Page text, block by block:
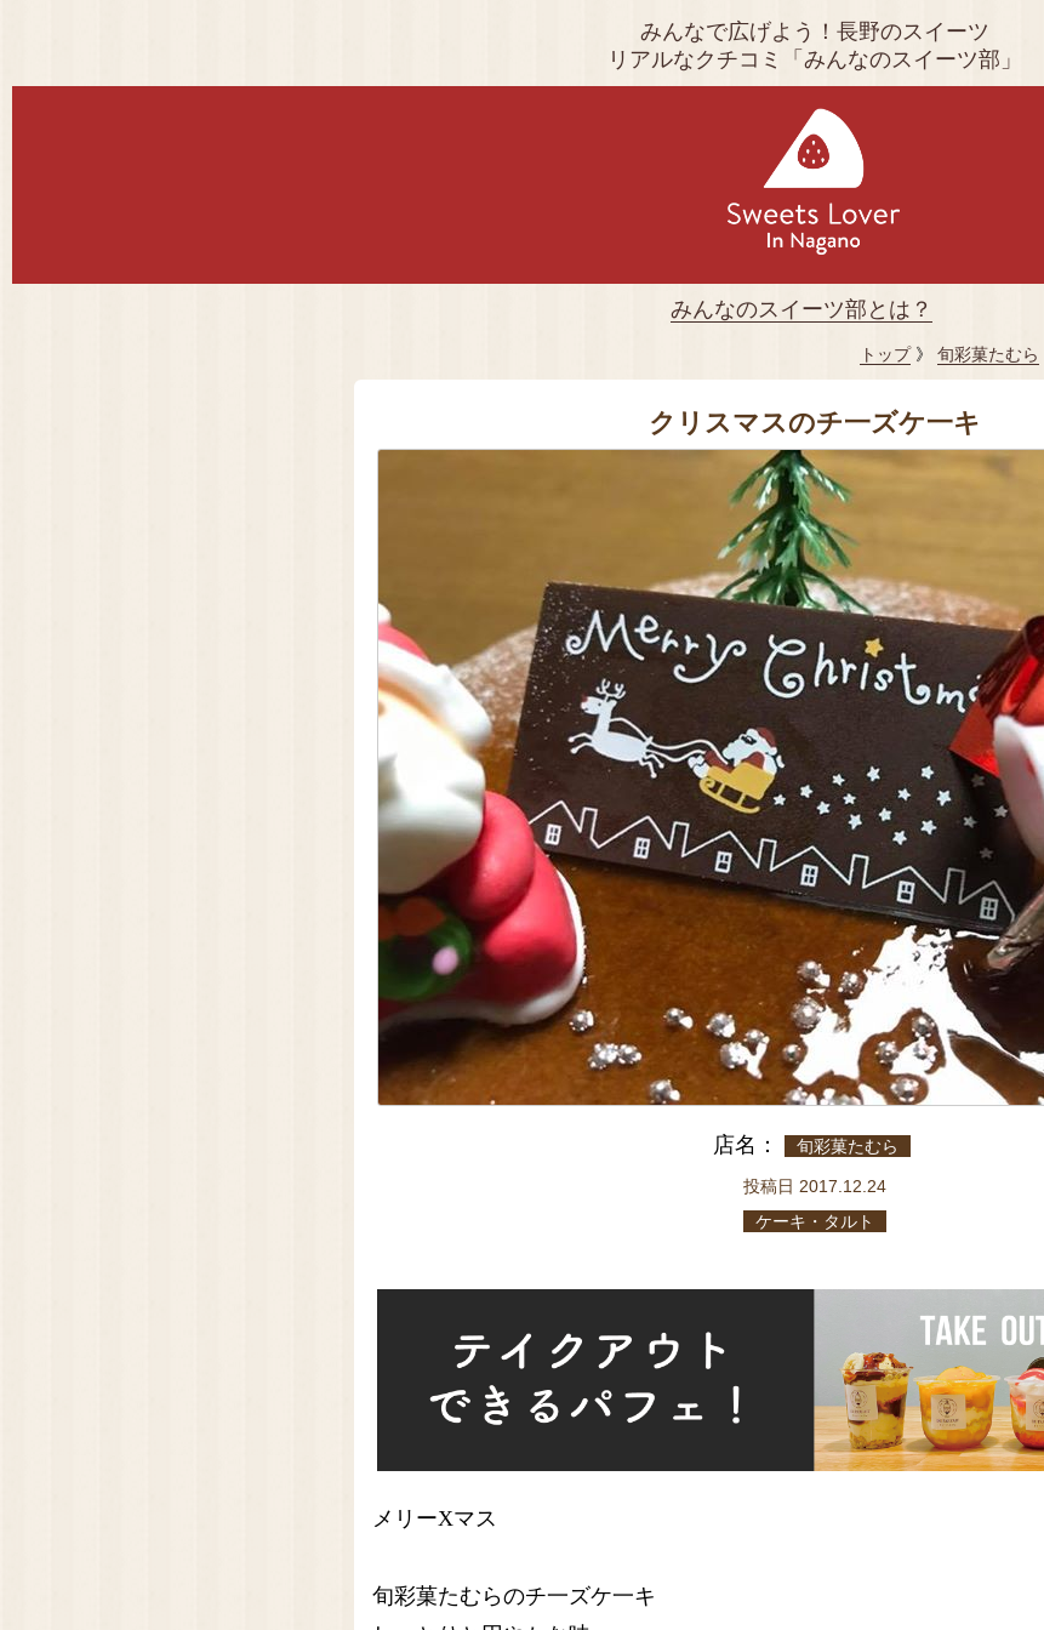
みんなで広げよう！長野のスイーツ
リアルなクチコミ「みんなのスイーツ部」
みんなのスイーツ部とは？
トップ》 旬彩菓たむら
クリスマスのチ一ズケ一キ
店名： 旬彩菓たむら
投稿日 2017.12.24
ケーキ・タルト
メリーXマス
旬彩菓たむらのチ一ズケ一キ